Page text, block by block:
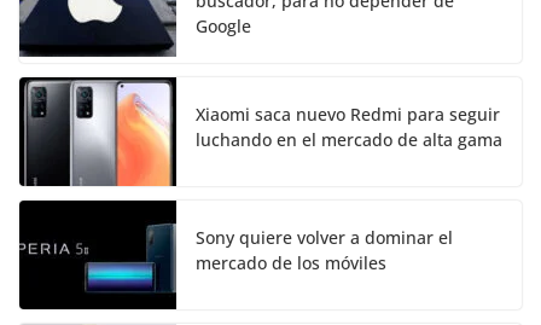
Google
Xiaomi saca nuevo Redmi para seguir
luchando en el mercado de alta gama
Sony quiere volver a dominar el
mercado de los móviles